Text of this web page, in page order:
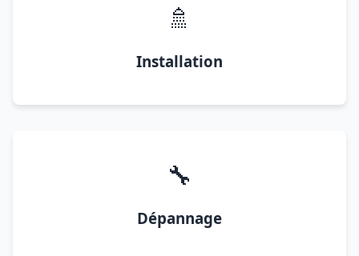
🚿
Installation
🔧
Dépannage